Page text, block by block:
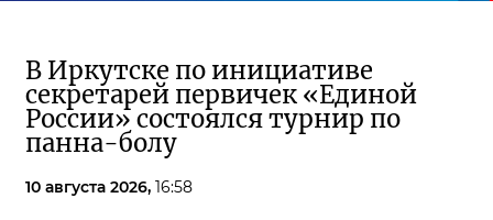
В Иркутске по инициативе
секретарей первичек «Единой
России» состоялся турнир по
панна-болу
10 августа 2026, 16:58